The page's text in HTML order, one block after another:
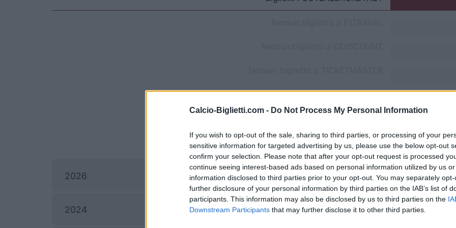
Calcio-Biglietti.com - Do Not Process My Personal Information
If you wish to opt-out of the sale, sharing to third parties, or processing of your
sensitive information for targeted advertising by us, please use the below opt-out
confirm your selection. Please note that after your opt-out request is processed
continue seeing interest-based ads based on personal information utilized by us
information disclosed to third parties prior to your opt-out. You may separately
further disclosure of your personal information by third parties on the IAB’s list of
participants. This information may also be disclosed by us to third parties on the
Downstream Participants that may further disclose it to other third parties.
Nessun biglietto aFNAC
Partite Germania Paesi Bassi
2026 Paesi Bassi -
2024 Germania 1-0